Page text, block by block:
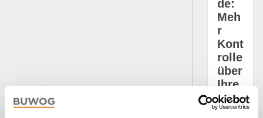
de:
Meh
r
Kont
rolle
über
Ihre
Stro
mko